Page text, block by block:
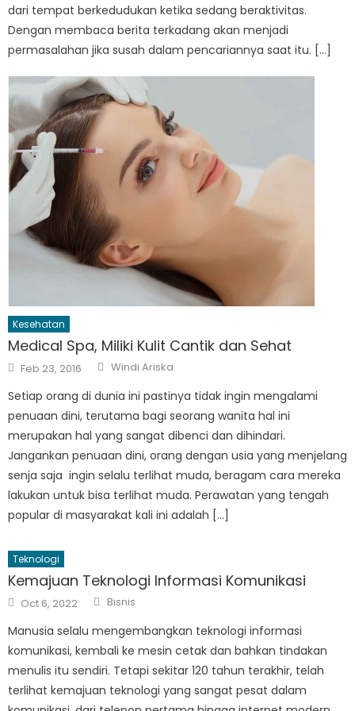
dari tempat berkedudukan ketika sedang beraktivitas.
Dengan membaca berita terkadang akan menjadi
permasalahan jika susah dalam pencariannya saat itu. […]
Kesehatan
Medical Spa, Miliki Kulit Cantik dan Sehat
Posted
on
Feb 23, 2016 Author
Windi Ariska
Setiap orang di dunia ini pastinya tidak ingin mengalami
penuaan dini, terutama bagi seorang wanita hal ini
merupakan hal yang sangat dibenci dan dihindari.
Jangankan penuaan dini, orang dengan usia yang menjelang
senja saja ingin selalu terlihat muda, beragam cara mereka
lakukan untuk bisa terlihat muda. Perawatan yang tengah
popular di masyarakat kali ini adalah […]
Teknologi
Kemajuan Teknologi Informasi Komunikasi
Posted
on
Oct 6, 2022 Author
Bisnis
Manusia selalu mengembangkan teknologi informasi
komunikasi, kembali ke mesin cetak dan bahkan tindakan
menulis itu sendiri. Tetapi sekitar 120 tahun terakhir, telah
terlihat kemajuan teknologi yang sangat pesat dalam